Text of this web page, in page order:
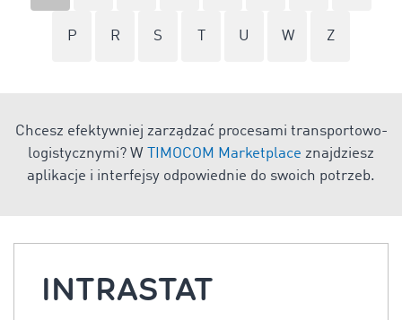
P R S U W Z
Chcesz efektywniej zarządzać procesami transportowo-
logistycznymi? W
TIMOCOM Marketplace znajdziesz
aplikacje i interfejsy odpowiednie do swoich potrzeb.
INTRASTAT